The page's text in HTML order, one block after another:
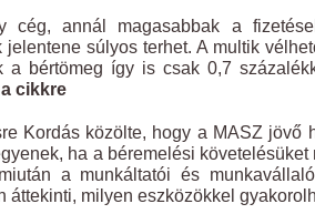
cég, annál magasabbak a
jelentene súlyos terhet. A multik
a bértömeg így is csak 0,7
a cikkre
Kordás közölte, hogy a MASZ
ha a béremelési
a munkáltatói és
áttekinti, milyen eszközökkel